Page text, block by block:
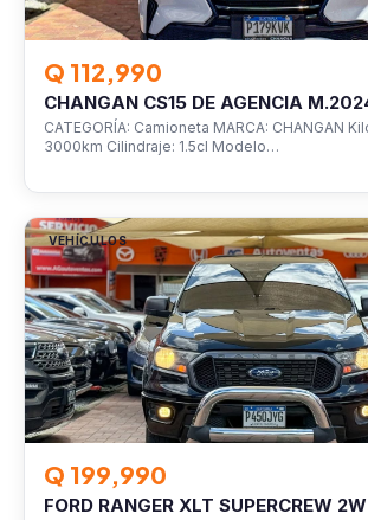
Q 112,990
CHANGAN CS15 DE AGENCIA
CATEGORÍA: Camioneta MARCA: CHANGAN
3000km Cilindraje: 1.5cl Modelo…
VEHÍCULOS
Q 199,990
FORD RANGER XLT SUPERCREW